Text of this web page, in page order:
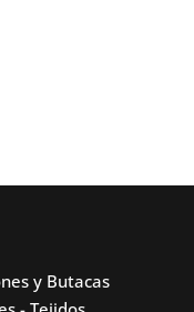
y Butacas